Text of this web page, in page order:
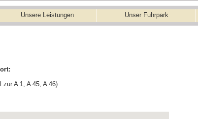
Unsere Leistungen Unser Fuhrpark
zur A 1, A 45, A 46)